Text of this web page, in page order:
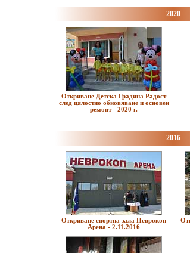
2020
Откриване Детска Градина Радост
след цялостно обновяване и основен
ремонт - 2020 г.
2016
Откриване спортна зала Неврокоп
Арена - 2.11.2016